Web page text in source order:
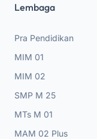
Lembaga
Pra Pendidikan
MIM 01
MIM 02
SMP M 25
MTs M 01
MAM 02 Plus